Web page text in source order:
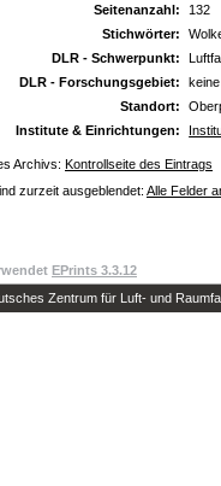
Seitenanzahl:
132
Stichwörter:
DLR - Schwerpunkt:
DLR - Forschungsgebiet:
Standort:
Institute & Einrichtungen:
Archivs: Kontrollseite des Eintrags
zurzeit ausgeblendet: Alle Felder
EPrints 3.3.12
Zentrum für Luft- und